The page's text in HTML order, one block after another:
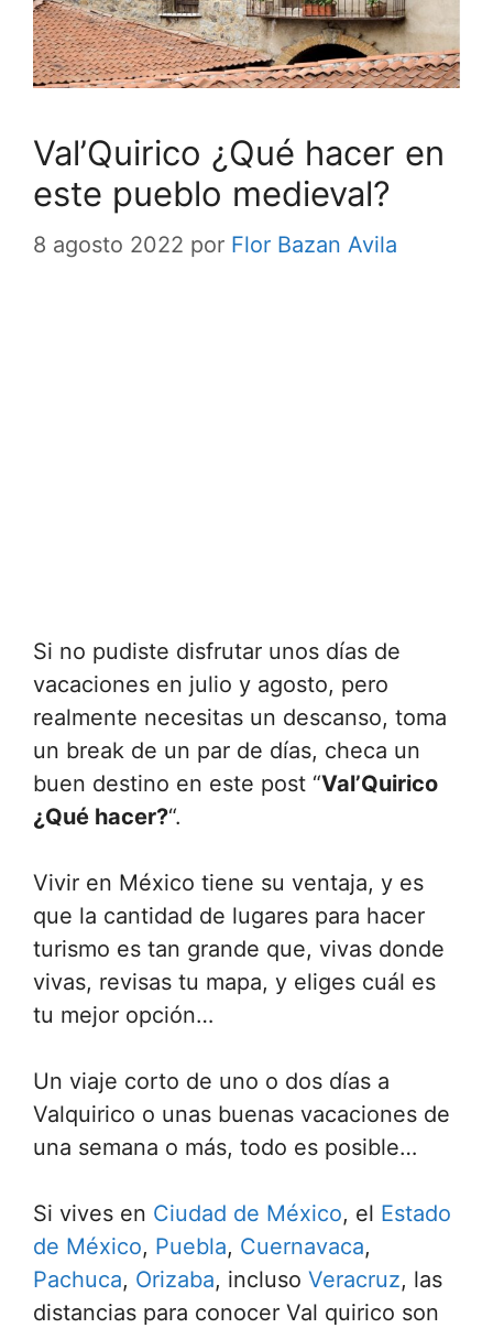
Val’Quirico ¿Qué hacer en
este pueblo medieval?
8 agosto 2022 por Flor Bazan Avila
Si no pudiste disfrutar unos días de
vacaciones en julio y agosto, pero
realmente necesitas un descanso, toma
un break de un par de días, checa un
buen destino en este post “Val’Quirico
¿Qué hacer?“.
Vivir en México tiene su ventaja, y es
que la cantidad de lugares para hacer
turismo es tan grande que, vivas donde
vivas, revisas tu mapa, y eliges cuál es
tu mejor opción…
Un viaje corto de uno o dos días a
Valquirico o unas buenas vacaciones de
una semana o más, todo es posible…
Si vives en Ciudad de México, el Estado
de México, Puebla, Cuernavaca,
Pachuca, Orizaba, incluso Veracruz, las
distancias para conocer Val quirico son